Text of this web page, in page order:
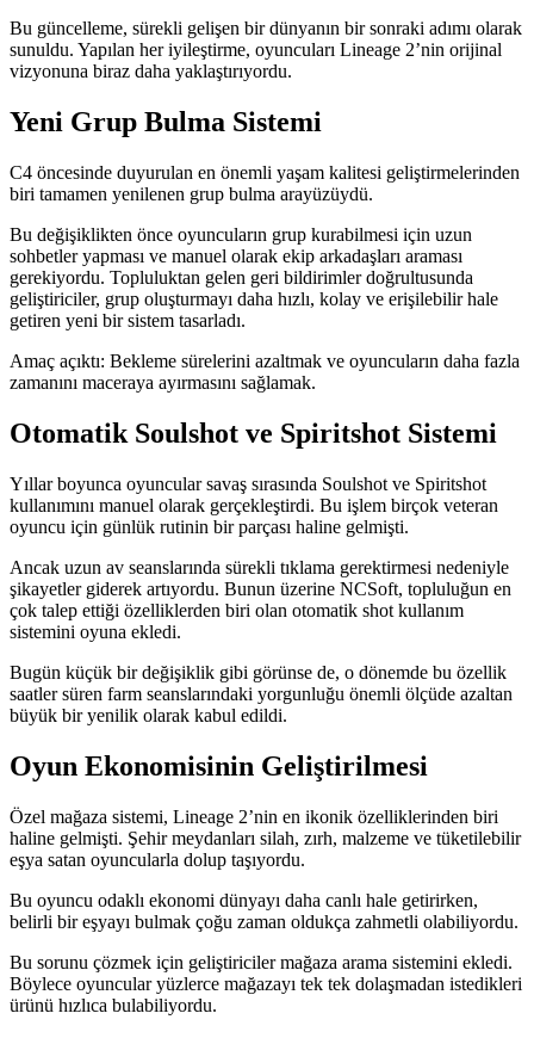
Bu güncelleme, sürekli gelişen bir dünyanın bir sonraki adımı olarak
sunuldu. Yapılan her iyileştirme, oyuncuları Lineage 2’nin orijinal
vizyonuna biraz daha yaklaştırıyordu.
Yeni Grup Bulma Sistemi
C4 öncesinde duyurulan en önemli yaşam kalitesi geliştirmelerinden
biri tamamen yenilenen grup bulma arayüzüydü.
Bu değişiklikten önce oyuncuların grup kurabilmesi için uzun
sohbetler yapması ve manuel olarak ekip arkadaşları araması
gerekiyordu. Topluluktan gelen geri bildirimler doğrultusunda
geliştiriciler, grup oluşturmayı daha hızlı, kolay ve erişilebilir hale
getiren yeni bir sistem tasarladı.
Amaç açıktı: Bekleme sürelerini azaltmak ve oyuncuların daha fazla
zamanını maceraya ayırmasını sağlamak.
Otomatik Soulshot ve Spiritshot Sistemi
Yıllar boyunca oyuncular savaş sırasında Soulshot ve Spiritshot
kullanımını manuel olarak gerçekleştirdi. Bu işlem birçok veteran
oyuncu için günlük rutinin bir parçası haline gelmişti.
Ancak uzun av seanslarında sürekli tıklama gerektirmesi nedeniyle
şikayetler giderek artıyordu. Bunun üzerine NCSoft, topluluğun en
çok talep ettiği özelliklerden biri olan otomatik shot kullanım
sistemini oyuna ekledi.
Bugün küçük bir değişiklik gibi görünse de, o dönemde bu özellik
saatler süren farm seanslarındaki yorgunluğu önemli ölçüde azaltan
büyük bir yenilik olarak kabul edildi.
Oyun Ekonomisinin Geliştirilmesi
Özel mağaza sistemi, Lineage 2’nin en ikonik özelliklerinden biri
haline gelmişti. Şehir meydanları silah, zırh, malzeme ve tüketilebilir
eşya satan oyuncularla dolup taşıyordu.
Bu oyuncu odaklı ekonomi dünyayı daha canlı hale getirirken,
belirli bir eşyayı bulmak çoğu zaman oldukça zahmetli olabiliyordu.
Bu sorunu çözmek için geliştiriciler mağaza arama sistemini ekledi.
Böylece oyuncular yüzlerce mağazayı tek tek dolaşmadan istedikleri
ürünü hızlıca bulabiliyordu.